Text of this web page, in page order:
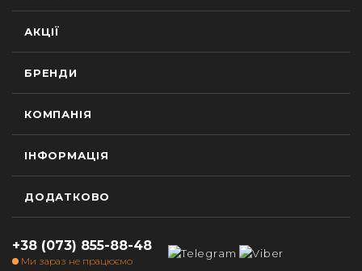
АКЦІЇ
БРЕНДИ
КОМПАНІЯ
ІНФОРМАЦІЯ
ДОДАТКОВО
+38 (073) 855-88-48
Ми зараз не працюємо